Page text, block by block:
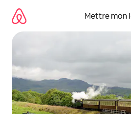
directement
contenu
Mettre mon